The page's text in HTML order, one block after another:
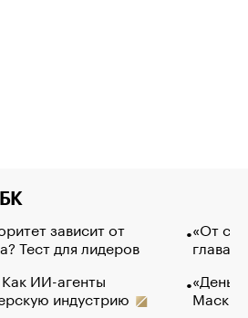
зависит от
Тест для лидеров
ИИ-агенты
индустрию
«От
глава
Маск в